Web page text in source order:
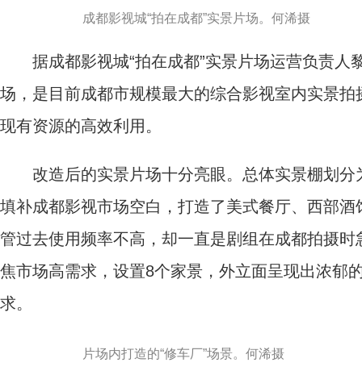
成都影视城“拍在成都”实景片场。何浠摄
据成都影视城“拍在成都”实景片场运营负责人
场，是目前成都市规模最大的综合影视室内实景
现有资源的高效利用。
改造后的实景片场十分亮眼。总体实景棚划分
填补成都影视市场空白，打造了美式餐厅、西部
管过去使用频率不高，却一直是剧组在成都拍摄
焦市场高需求，设置8个家景，外立面呈现出浓郁
求。
片场内打造的“修车厂”场景。何浠摄